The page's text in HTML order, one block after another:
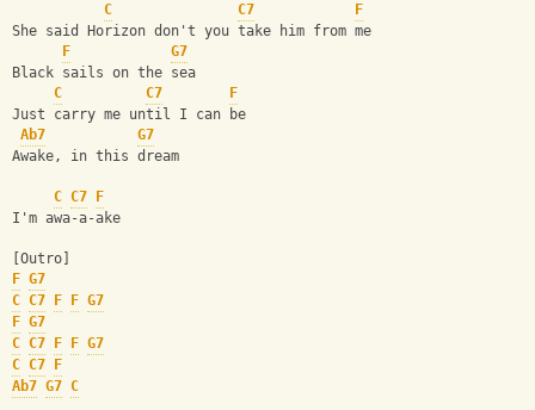
C
C7
F
She said Horizon don't you take him from me
F
G7
Black sails on the sea
C
C7
F
Just carry me until I can be
Ab7
G7
Awake, in this dream
C C7
F
I'm awa-a-ake
[Outro]
F G7
C C7 F F G7
F G7
C C7 F F G7
C C7
F
Ab7 G7 C